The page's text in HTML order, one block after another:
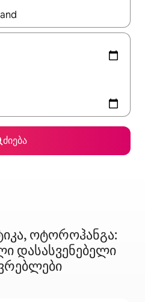
გახდება, ნავიგაციისთვის
ძიება
ოტოროჰანგა:
დასასვენებელი